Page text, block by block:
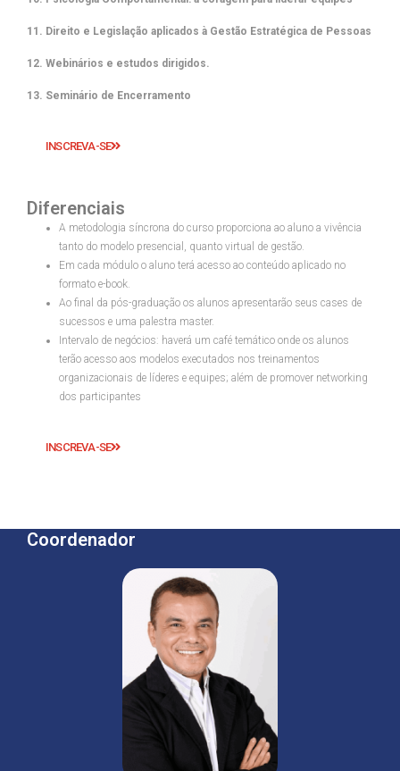
11. Direito e Legislação aplicados à Gestão Estratégica de Pessoas
12. Webinários e estudos dirigidos.
13. Seminário de Encerramento
INSCREVA-SE
Diferenciais
A metodologia síncrona do curso proporciona ao aluno a vivência
tanto do modelo presencial, quanto virtual de gestão.
Em cada módulo o aluno terá acesso ao conteúdo aplicado no
formato e-book.
Ao final da pós-graduação os alunos apresentarão seus cases de
sucessos e uma palestra master.
Intervalo de negócios: haverá um café temático onde os alunos
terão acesso aos modelos executados nos treinamentos
organizacionais de líderes e equipes; além de promover networking
dos participantes
INSCREVA-SE
Coordenador